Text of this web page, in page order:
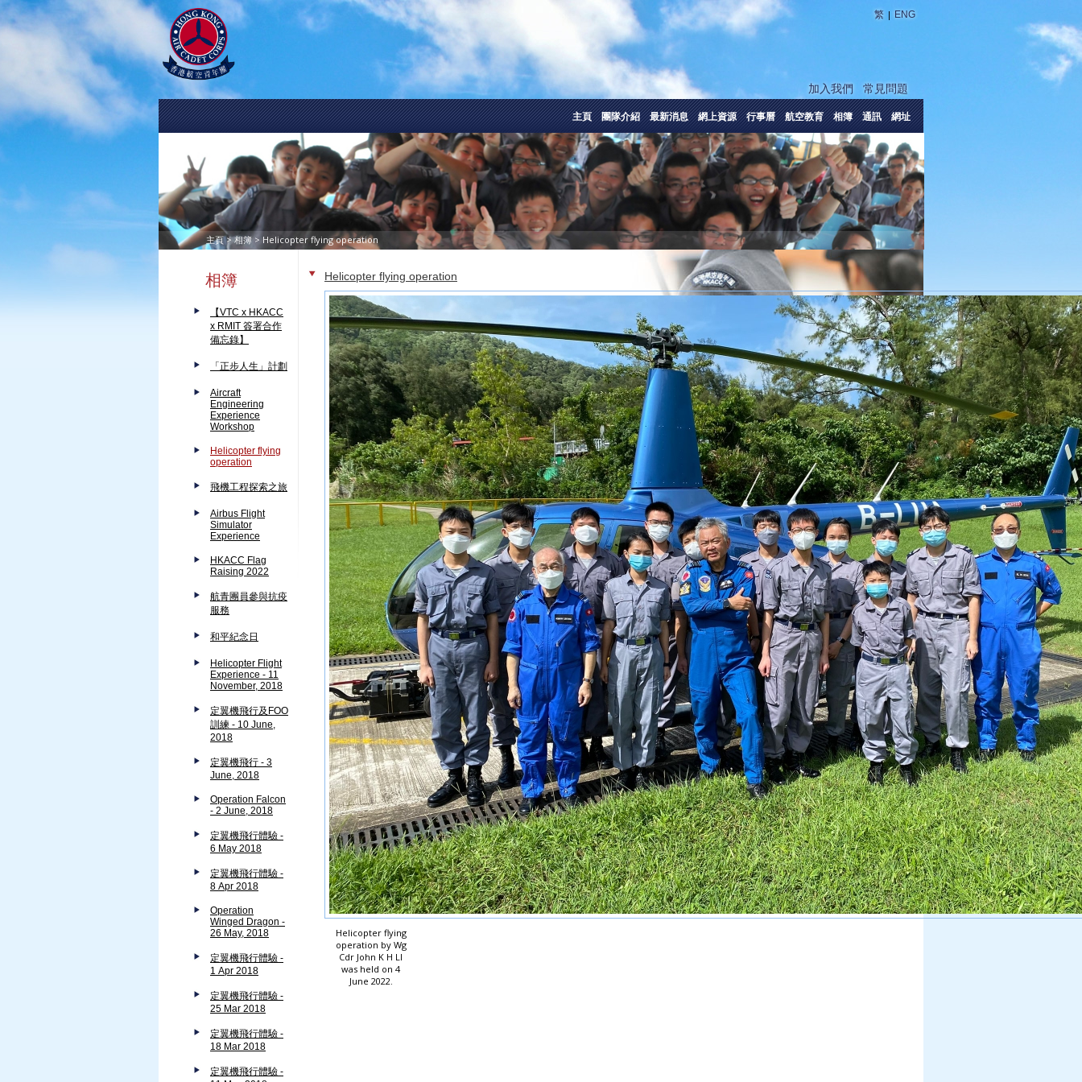
繁 | ENG
加入我們 常見問題
網址
通訊
相簿
航空教育
行事曆
網上資源
最新消息
團隊介紹
主頁
主頁>相簿> Helicopter flying operation
相簿
【VTC x HKACC
x RMIT 簽署合作
備忘錄】
「正步人生」計劃
Aircraft
Engineering
Experience
Workshop
Helicopter flying
operation
飛機工程探索之旅
Airbus Flight
Simulator
Experience
HKACC Flag
Raising 2022
航青團員參與抗疫
服務
和平紀念日
Helicopter Flight
Experience - 11
November, 2018
定翼機飛行及FOO
訓練 - 10 June,
2018
定翼機飛行 - 3
June, 2018
Operation Falcon
- 2 June, 2018
定翼機飛行體驗 -
6 May 2018
定翼機飛行體驗 -
8 Apr 2018
Operation
Winged Dragon -
26 May, 2018
定翼機飛行體驗 -
1 Apr 2018
定翼機飛行體驗 -
25 Mar 2018
定翼機飛行體驗 -
18 Mar 2018
定翼機飛行體驗 -
Helicopter flying operation
Helicopter flying
operation by Wg
Cdr John K H LI
was held on 4
June 2022.